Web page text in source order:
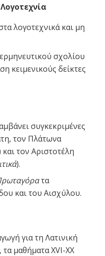
λογοτεχνικά και μη
σχολίου
κειμενικούς δείκτες
συγκεκριμένες
τον Πλάτωνα
και τον Αριστοτέλη
).
τα
και του Αισχύλου.
για τη Λατινική
μαθήματα XVI-XX